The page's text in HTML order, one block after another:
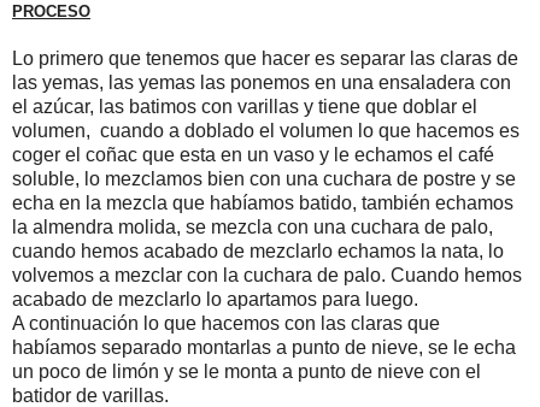
PROCESO
Lo primero que tenemos que hacer es separar las claras de
las yemas, las yemas las ponemos en una ensaladera con
el azúcar, las batimos con varillas y tiene que doblar el
volumen, cuando a doblado el volumen lo que hacemos es
coger el coñac que esta en un vaso y le echamos el café
soluble, lo mezclamos bien con una cuchara de postre y se
echa en la mezcla que habíamos batido, también echamos
la almendra molida, se mezcla con una cuchara de palo,
cuando hemos acabado de mezclarlo echamos la nata, lo
volvemos a mezclar con la cuchara de palo. Cuando hemos
acabado de mezclarlo lo apartamos para luego.
A continuación lo que hacemos con las claras que
habíamos separado montarlas a punto de nieve, se le echa
un poco de limón y se le monta a punto de nieve con el
batidor de varillas.